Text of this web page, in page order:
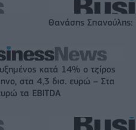
Θανάσης Σπανούλης:
κατά 14% ο τζίρος
στα 4,3 δισ. ευρώ – Στα
τα EBITDA